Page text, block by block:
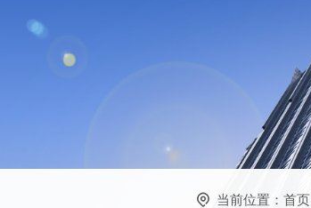
当前位置： 首页